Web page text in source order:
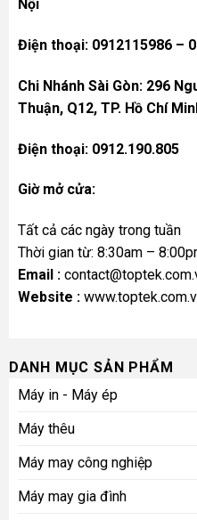
Nội
Điện thoại: 0912115986 –
Chi Nhánh Sài Gòn: 296
Thuận, Q12, TP. Hồ Chí
Điện thoại: 0912.190.805
Giờ mở cửa:
Tất cả các ngày trong tuần
Thời gian từ: 8:30am –
Email :
Website :
DANH MỤC SẢN PHẨM
Máy in - Máy ép
Máy thêu
Máy may công nghiệp
Máy may gia đình